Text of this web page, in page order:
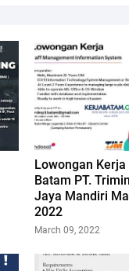
Lowongan Kerja
Batam PT.
Jaya Mandiri
2022
March 09, 2022